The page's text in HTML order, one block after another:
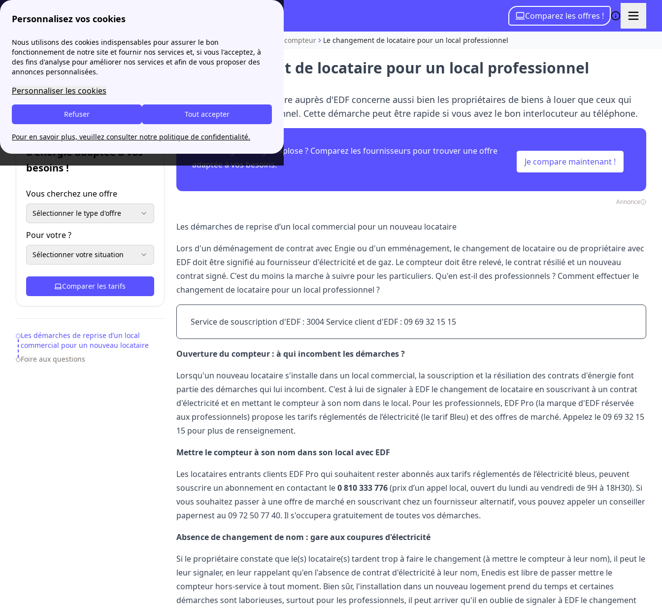
Personnalisez vos cookies
Nous utilisons des cookies indispensables pour assurer le bon
fonctionnement de notre site et fournir nos services et, si vous l'acceptez, à
des fins d'analyse pour améliorer nos services et afin de vous proposer des
annonces personnalisées.
Personnaliser les cookies
Tout accepter
Refuser
Pour en savoir plus, veuillez consulter notre politique de confidentialité.
Comparez les offres !
Fournisseur-Energie MoreEDF changement de locataire : changer l'abonné d'un compteur Le changement de locataire pour un local professionnel
Trouvez une offre
d'énergie adaptée à vos
besoins !
Vous cherchez une offre
Sélectionner le type d'offre
Pour votre ?
Sélectionner votre situation
Comparer les tarifs
Table of Contents
Les démarches de reprise d’un local
commercial pour un nouveau locataire
Foire aux questions
Le changement de locataire pour un local professionnel
Le changement de locataire auprès d'EDF concerne aussi bien les propriétaires de biens à louer que ceux qui
louent un local professionnel. Cette démarche peut être rapide si vous avez le bon interlocuteur au téléphone.
Votre budget énergie explose ? Comparez les fournisseurs pour trouver une offre
adaptée à vos besoins.
Je compare maintenant !
Annonce
Les démarches de reprise d’un local commercial pour un nouveau locataire
Lors d'un déménagement de contrat avec Engie ou d'un emménagement, le changement de locataire ou de propriétaire avec
EDF doit être signifié au fournisseur d'électricité et de gaz. Le compteur doit être relevé, le contrat résilié et un nouveau
contrat signé. C'est du moins la marche à suivre pour les particuliers. Qu'en est-il des professionnels ? Comment effectuer le
changement de locataire pour un local professionnel ?
Service de souscription d'EDF : 3004 Service client d'EDF : 09 69 32 15 15
Ouverture du compteur : à qui incombent les démarches ?
Lorsqu'un nouveau locataire s'installe dans un local commercial, la souscription et la résiliation des contrats d'énergie font
partie des démarches qui lui incombent. C'est à lui de signaler à EDF le changement de locataireen souscrivant à un contrat
d'électricité et en mettant le compteur à son nom dans le local. Pour les professionnels, EDF Pro (la marque d'EDF réservée
aux professionnels) propose les tarifs réglementés de l’électricité (le tarif Bleu) et des offres de marché. Appelez le 09 69 32 15
15 pour plus de renseignement.
Mettre le compteur à son nom dans son local avec EDF
Les locataires entrants clients EDF Pro qui souhaitent rester abonnés aux tarifs réglementés de l’électricité bleus, peuvent
souscrire un abonnement en contactant le0 810 333 776(prix d’un appel local, ouvert du lundi au vendredi de 9H à 18H30). Si
vous souhaitez passer à une offre de marchéen souscrivant chez un fournisseur alternatif, vous pouvez appeler un conseiller
papernest au 09 72 50 77 40. Il s'occupera gratuitement de toutes vos démarches.
Absence de changement de nom : gare aux coupures d'électricité
Si le propriétaire constate que le(s) locataire(s) tardent trop à faire le changement (à mettre le compteur à leur nom), il peut le
leur signaler, en leur rappelant qu'en l'absence de contrat d'électricité à leur nom, Enedis est libre de passer mettre le
compteur hors-service à tout moment. Bien sûr, l'installation dans un nouveau logement prend du temps et certaines
démarches sont laborieuses, surtout pour les professionnels, il peut arriver qu'il en oublie de signaler à EDF le changement